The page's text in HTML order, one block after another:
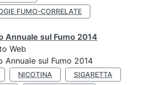
FUMO-CORRELATE
Annuale sul Fumo 2014
Web
Annuale sul Fumo 2014
NICOTINA
SIGARETTA